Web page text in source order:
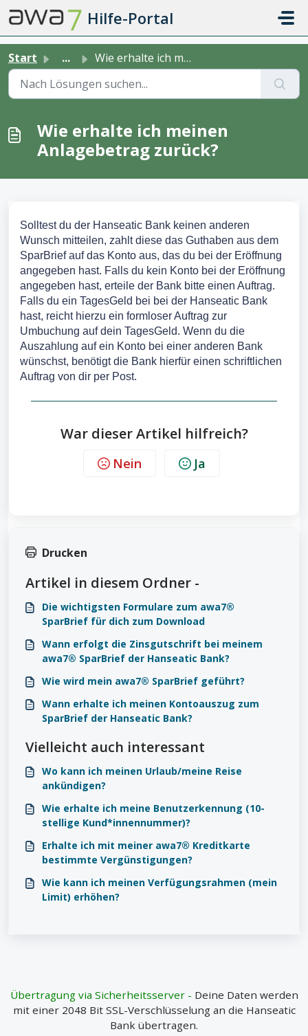
Zum hauptsächlichen Inhalt gehen
Hilfe-Portal
Start ... Wie erhalte ich meinen Anlagebetrag zurück?
Wie erhalte ich meinen
Anlagebetrag zurück?
Solltest du der Hanseatic Bank keinen anderen
Wunsch mitteilen, zahlt diese das Guthaben aus dem
SparBrief auf das Konto aus, das du bei der Eröffnung
angegeben hast. Falls du kein Konto bei der Eröffnung
angegeben hast, erteile der Bank bitte einen Auftrag.
Falls du ein TagesGeld bei bei der Hanseatic Bank
hast, reicht hierzu ein formloser Auftrag zur
Umbuchung auf dein TagesGeld. Wenn du die
Auszahlung auf ein Konto bei einer anderen Bank
wünschst, benötigt die Bank hierfür einen schriftlichen
Auftrag von dir per Post.
War dieser Artikel hilfreich?
Nein Ja
Drucken
Artikel in diesem Ordner -
Die wichtigsten Formulare zum awa7®
SparBrief für dich zum Download
Wann erfolgt die Zinsgutschrift bei meinem
awa7® SparBrief der Hanseatic Bank?
Wie wird mein awa7® SparBrief geführt?
Wann erhalte ich meinen Kontoauszug zum
SparBrief der Hanseatic Bank?
Vielleicht auch interessant
Wo kann ich meinen Urlaub/meine Reise
ankündigen?
Wie erhalte ich meine Benutzerkennung (10-
stellige Kund*innennummer)?
Erhalte ich mit meiner awa7® Kreditkarte
bestimmte Vergünstigungen?
Wie kann ich meinen Verfügungsrahmen (mein
Limit) erhöhen?
Übertragung via Sicherheitsserver - Deine Daten werden
mit einer 2048 Bit SSL-Verschlüsselung an die Hanseatic
Bank übertragen.